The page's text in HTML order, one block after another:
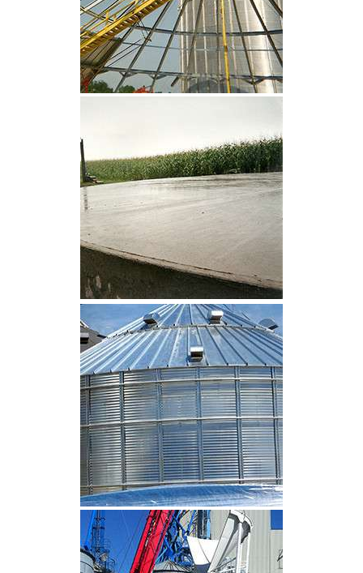
CLIQUEZ POUR AGRANDIR
CLIQUEZ POUR AGRANDIR
CLIQUEZ POUR AGRANDIR